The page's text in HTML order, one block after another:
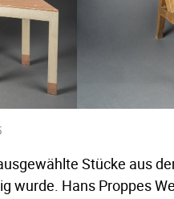
Stücke aus
wurde. Hans Proppes